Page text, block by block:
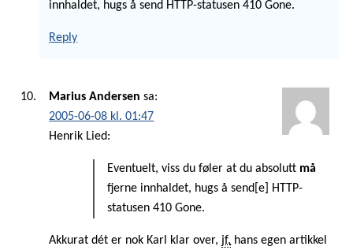
innhaldet, hugs å send HTTP-statusen 410 Gone.
Reply
Marius Andersen sa:
2005-06-08 kl. 01:47
Henrik Lied:
Eventuelt, viss du føler at du absolutt må
fjerne innhaldet, hugs å send[e] HTTP-
statusen 410 Gone.
Akkurat dét er nok Karl klar over, jf. hans egen artikkel